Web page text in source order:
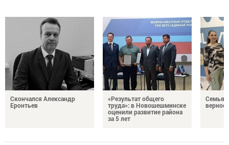
Скончался Александр
Еронтьев
«Результат общего
труда»: в Новошешминске
оценили развитие района
за 5 лет
Семья